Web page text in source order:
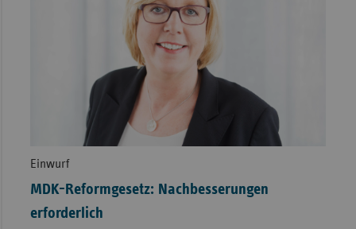
Einwurf
MDK-Reformgesetz: Nachbesserungen
erforderlich